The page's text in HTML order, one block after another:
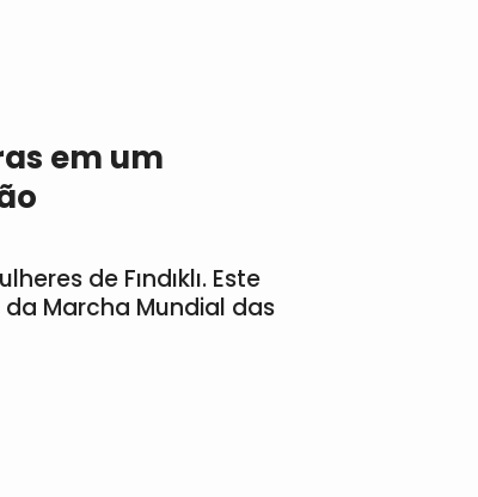
em um
de Fındıklı. Este
Marcha Mundial das